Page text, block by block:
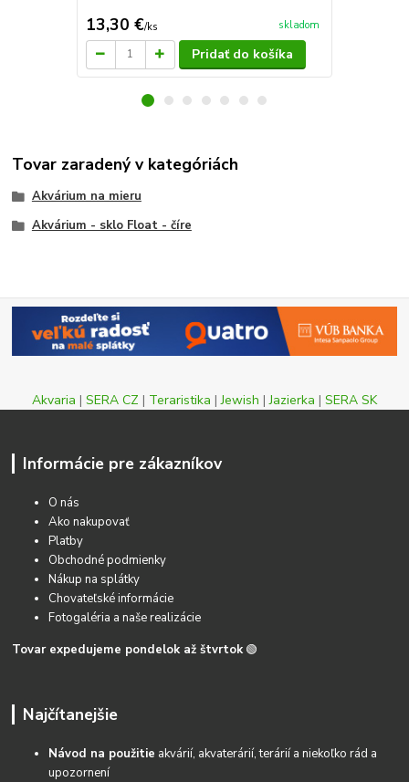
13,30 €/ks skladom
Pridať do košíka
Tovar zaradený v kategóriách
Akvárium na mieru
Akvárium - sklo Float - číre
Akvaria | SERA CZ | Teraristika |Jewish |Jazierka | SERA SK
Informácie pre zákazníkov
O nás
Ako nakupovať
Platby
Obchodné podmienky
Nákup na splátky
Chovateľské informácie
Fotogaléria a naše realizácie
Tovar expedujeme pondelok až štvrtok 🟢
Najčítanejšie
Návod na použitie akvárií, akvaterárií, terárií a niekoľko rád a
upozornení